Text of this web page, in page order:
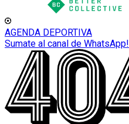
AGENDA DEPORTIVA
Sumate al canal de WhatsApp!